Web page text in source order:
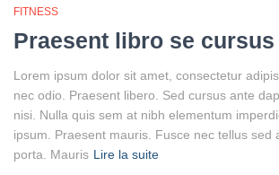
FITNESS
Praesent libro se cursus
Lorem ipsum dolor sit amet, consectetur
nec odio. Praesent libero. Sed cursus ante
nisi. Nulla quis sem at nibh elementum
ipsum. Praesent mauris. Fusce nec tellus sed
porta. Mauris Lire la suite